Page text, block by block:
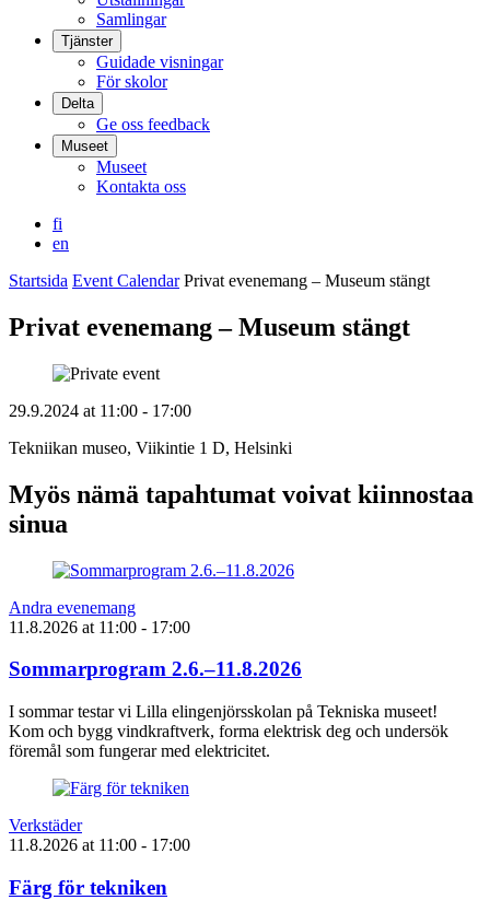
Samlingar
Tjänster
Guidade visningar
För skolor
Delta
Ge oss feedback
Museet
Museet
Kontakta oss
fi
en
Startsida Event Calendar Privat evenemang – Museum stängt
Privat evenemang – Museum stängt
29.9.2024 at 11:00 - 17:00
Tekniikan museo, Viikintie 1 D, Helsinki
Myös nämä tapahtumat voivat kiinnostaa
sinua
Andra evenemang
11.8.2026 at 11:00 - 17:00
Sommarprogram 2.6.–11.8.2026
I sommar testar vi Lilla elingenjörsskolan på Tekniska museet!
Kom och bygg vindkraftverk, forma elektrisk deg och undersök
föremål som fungerar med elektricitet.
Verkstäder
11.8.2026 at 11:00 - 17:00
Färg för tekniken